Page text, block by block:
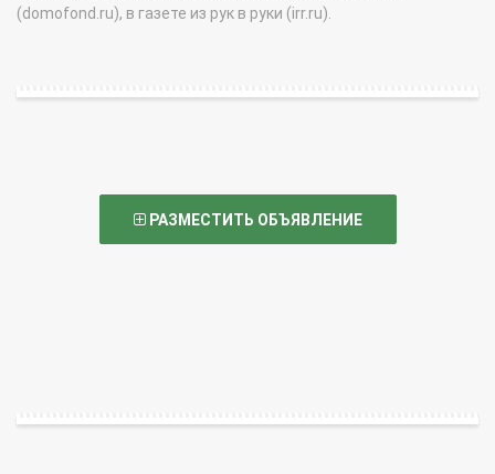
(domofond.ru), в газете из рук в руки (irr.ru).
РАЗМЕСТИТЬ ОБЪЯВЛЕНИЕ